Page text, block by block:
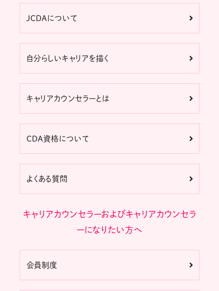
JCDAについて
自分らしいキャリアを描く
キャリアカウンセラーとは
CDA資格について
よくある質問
キャリアカウンセラーおよびキャリアカウンセラ
ーになりたい方へ
会員制度